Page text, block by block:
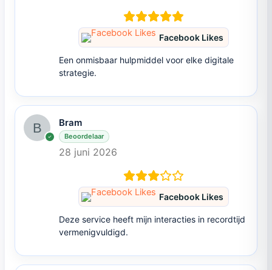
Facebook Likes
Een onmisbaar hulpmiddel voor elke digitale
strategie.
Bram
Beoordelaar
28 juni 2026
Facebook Likes
Deze service heeft mijn interacties in recordtijd
vermenigvuldigd.